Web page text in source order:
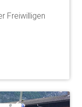
Freiwilligen